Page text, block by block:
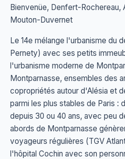
Bienvenüe, Denfert-Rochereau,
Mouton-Duvernet
Le 14e mélange l'urbanisme du
Pernety) avec ses petits
l'urbanisme moderne de
Montparnasse, ensembles des
copropriétés autour d'Alésia et
parmi les plus stables de Paris :
depuis 30 ou 40 ans, avec peu
abords de Montparnasse
voyageurs régulières (TGV
l'hôpital Cochin avec son